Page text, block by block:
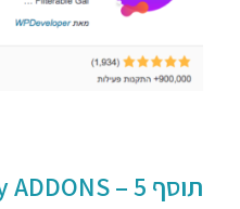
תוסף 5 – Happy ADDONS –